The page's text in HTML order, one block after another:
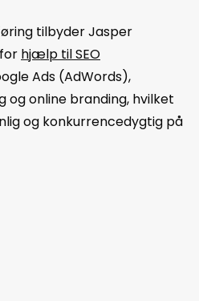
tilbyder Jasper
hjælp til SEO
Ads (AdWords),
og online branding, hvilket
og konkurrencedygtig på